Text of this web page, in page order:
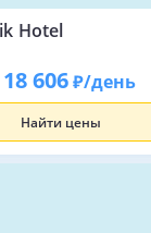
Hotel
18 606 /день
Найти цены